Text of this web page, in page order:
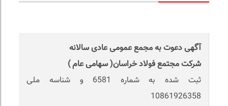
آگهی دعوت به مجمع عمومی عادی سالانه
شرکت مجتمع فولاد خراسان( سهامی عام )
ثبت شده به شماره 6581 و شناسه ملی
10861926358